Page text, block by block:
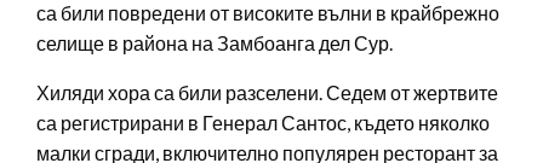
са били повредени от високите вълни в крайбрежно
селище в района на Замбоанга дел Сур.
Хиляди хора са били разселени. Седем от жертвите
са регистрирани в Генерал Сантос, където няколко
малки сгради, включително популярен ресторант за